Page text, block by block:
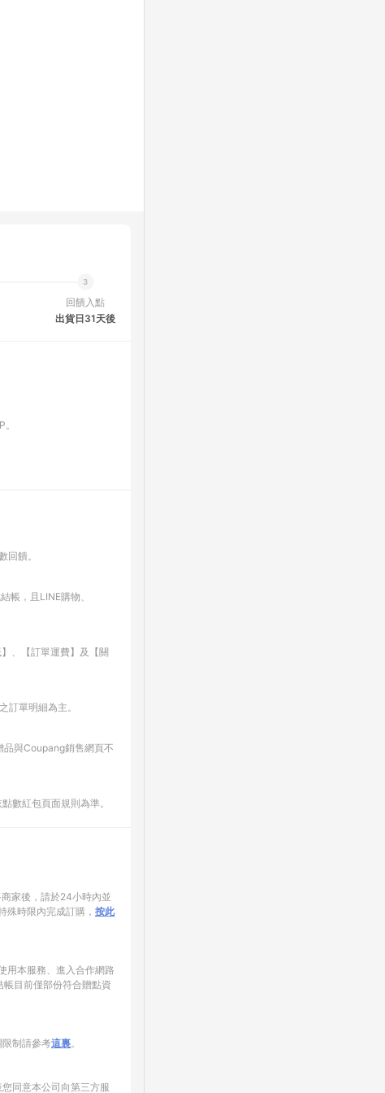
回饋入點
出貨日31天後
回饋。
帳，且LINE購物、
、【訂單運費】及【關
單明細為主。
品與Coupang銷售網頁不
數紅包頁面規則為準。
家後，請於24小時內並
殊時限內完成訂購， 按此
用本服務、進入合作網路
目前僅部份符合贈點資
制請參考這裏。
同意本公司向第三方服